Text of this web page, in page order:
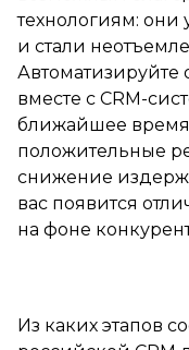
технологиям:
и стали
вместе с CRM-
ближайшее время
положительные
снижение
вас появится
на фоне
Из каких этапов